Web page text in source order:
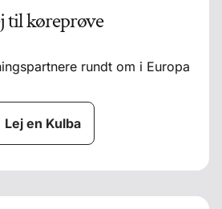
til køreprøve
rundt om i Europa
Lej en Kulba